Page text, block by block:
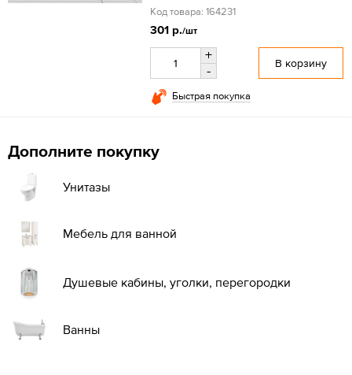
Код товара: 164231
301 р./шт
+
-
В корзину
Быстрая покупка
Дополните покупку
Унитазы
Мебель для ванной
Душевые кабины, уголки, перегородки
Ванны